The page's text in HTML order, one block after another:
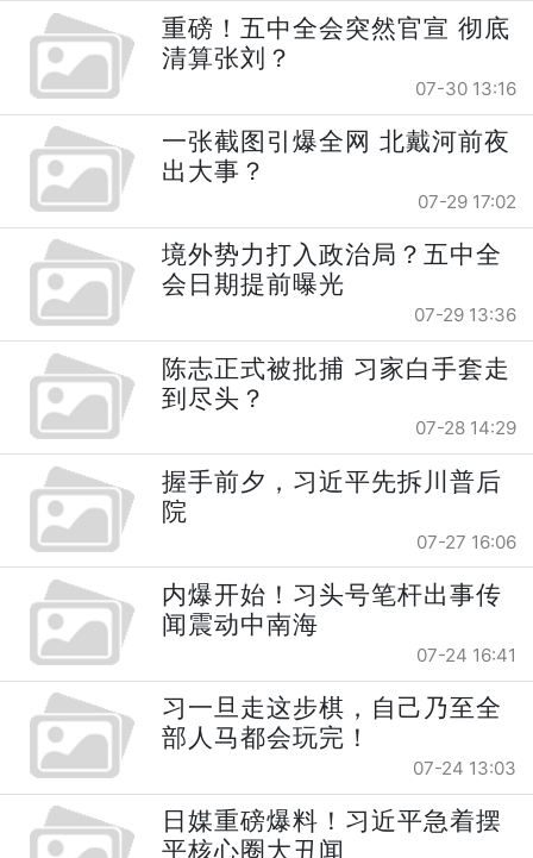
重磅！五中全会突然官宣 彻底
清算张刘？
07-30 13:16
一张截图引爆全网 北戴河前夜
出大事？
07-29 17:02
境外势力打入政治局？五中全
会日期提前曝光
07-29 13:36
陈志正式被批捕 习家白手套走
到尽头？
07-28 14:29
握手前夕，习近平先拆川普后
院
07-27 16:06
内爆开始！习头号笔杆出事传
闻震动中南海
07-24 16:41
习一旦走这步棋，自己乃至全
部人马都会玩完！
07-24 13:03
日媒重磅爆料！习近平急着摆
平核心圈大丑闻